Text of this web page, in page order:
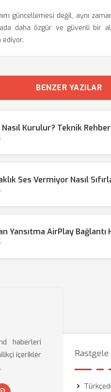
güncellemesi değil, aynı
daha özgür ve güvenli bir
ediyor.
BENZER YAZILAR
Nasıl Kurulur? Teknik Rehber
Ses Vermiyor Nasıl
Yansıtma AirPlay Bağlantı
haberleri
içerikler
Rastgele